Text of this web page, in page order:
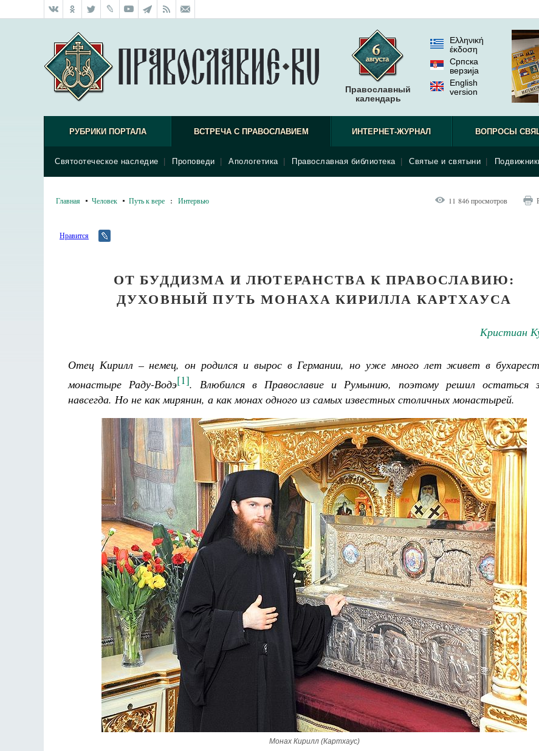
Православный
календарь
Ελληνική
έκδοση
Српска
верзиjа
English
version
РУБРИКИ ПОРТАЛА ВСТРЕЧА С ПРАВОСЛАВИЕМ
Святоотеческое наследие Проповеди Апологетика Православная библиотека Святые и святыни
ИНТЕРНЕТ-ЖУРНАЛ ВОПРОСЫ
Главная Человек Путь к вере : Интервью 11 846 просмотров
Нравится
ОТ БУДДИЗМА И ЛЮТЕРАНСТВА К ПРАВОСЛАВИЮ:
ДУХОВНЫЙ ПУТЬ МОНАХА КИРИЛЛА КАРТХАУСА
Кристиан
Отец Кирилл – немец, он родился и вырос в Германии, но уже много лет живет в
монастыре Раду-Водэ[1]. Влюбился в Православие и Румынию, поэтому решил остаться
навсегда. Но не как мирянин, а как монах одного из самых известных столичных монастырей.
Монах Кирилл (Картхаус)
Разлуки не будет
Фредерика де Грааф Как найти своё место в жизни
Кирилл Мурышев
Великомученик Георгий Победоносец.
святого
Роман Котов